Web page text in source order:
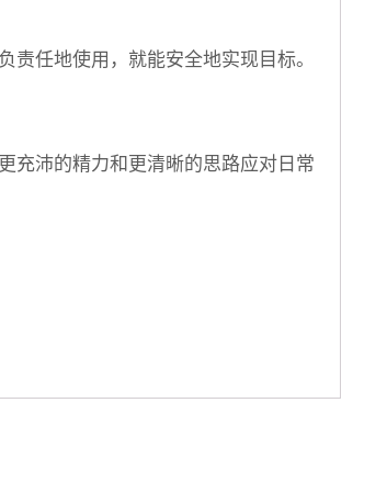
责任地使用，就能安全地实现目标。
充沛的精力和更清晰的思路应对日常